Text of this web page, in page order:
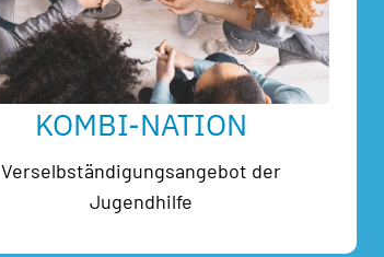
KOMBI-NATION
Verselbständigungsangebot der
Jugendhilfe